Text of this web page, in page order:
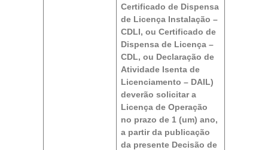
Certificado de Dispensa
de Licença Instalação –
CDLI, ou Certificado de
Dispensa de Licença –
CDL, ou Declaração de
Atividade Isenta de
Licenciamento – DAIL)
deverão solicitar a
Licença de Operação
no prazo de 1 (um) ano,
a partir da publicação
da presente Decisão de